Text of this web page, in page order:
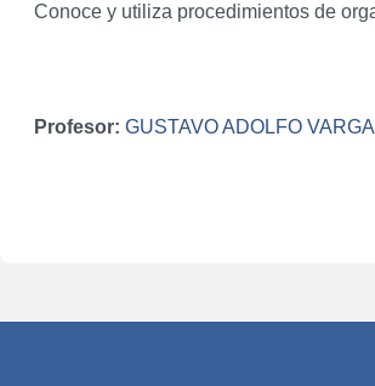
Conoce y utiliza procedimientos de
Profesor: GUSTAVO ADOLFO